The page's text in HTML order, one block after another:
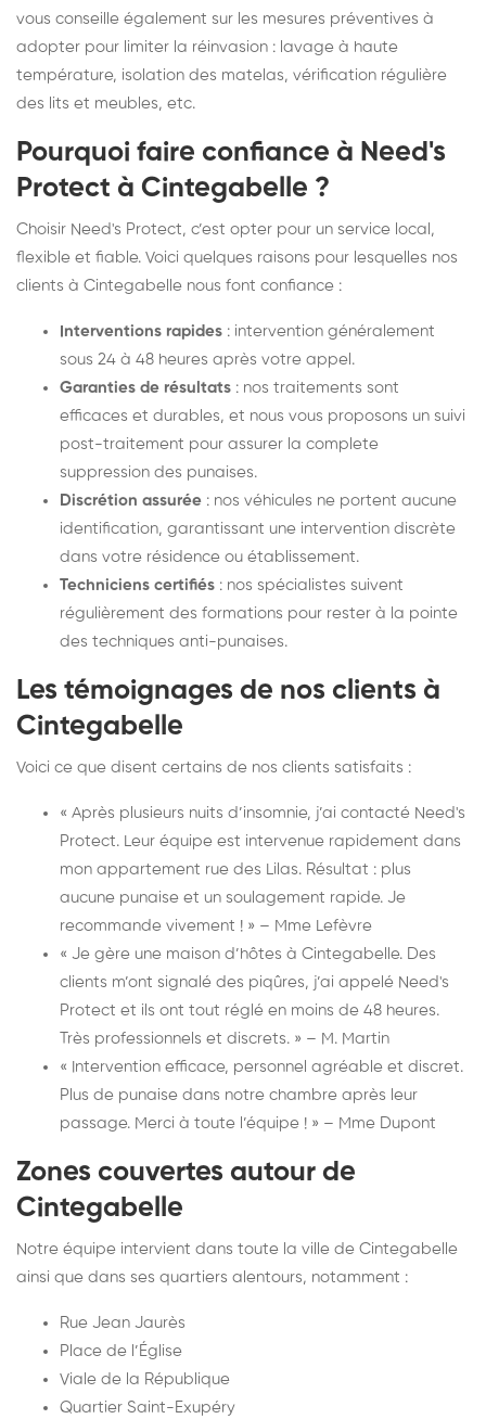
vous conseille également sur les mesures préventives à
adopter pour limiter la réinvasion : lavage à haute
température, isolation des matelas, vérification régulière
des lits et meubles, etc.
Pourquoi faire confiance à Need's
Protect à Cintegabelle ?
Choisir Need's Protect, c’est opter pour un service local,
flexible et fiable. Voici quelques raisons pour lesquelles nos
clients à Cintegabelle nous font confiance :
Interventions rapides : intervention généralement
sous 24 à 48 heures après votre appel.
Garanties de résultats : nos traitements sont
efficaces et durables, et nous vous proposons un suivi
post-traitement pour assurer la complete
suppression des punaises.
Discrétion assurée : nos véhicules ne portent aucune
identification, garantissant une intervention discrète
dans votre résidence ou établissement.
Techniciens certifiés : nos spécialistes suivent
régulièrement des formations pour rester à la pointe
des techniques anti-punaises.
Les témoignages de nos clients à
Cintegabelle
Voici ce que disent certains de nos clients satisfaits :
« Après plusieurs nuits d’insomnie, j’ai contacté Need's
Protect. Leur équipe est intervenue rapidement dans
mon appartement rue des Lilas. Résultat : plus
aucune punaise et un soulagement rapide. Je
recommande vivement ! » – Mme Lefèvre
« Je gère une maison d’hôtes à Cintegabelle. Des
clients m’ont signalé des piqûres, j’ai appelé Need's
Protect et ils ont tout réglé en moins de 48 heures.
Très professionnels et discrets. » – M. Martin
« Intervention efficace, personnel agréable et discret.
Plus de punaise dans notre chambre après leur
passage. Merci à toute l’équipe ! » – Mme Dupont
Zones couvertes autour de
Cintegabelle
Notre équipe intervient dans toute la ville de Cintegabelle
ainsi que dans ses quartiers alentours, notamment :
Rue Jean Jaurès
Place de l’Église
Viale de la République
Quartier Saint-Exupéry